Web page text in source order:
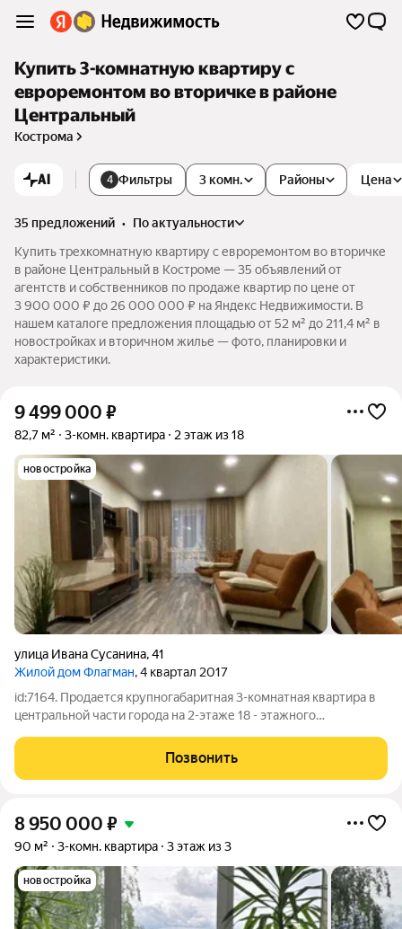
Купить 3-комнатную квартиру с
евроремонтом во вторичке в районе
Центральный
Кострома
AI 4 Фильтры 3 комн. Цена
Районы
35 предложений •
по актуальности
Купить трехкомнатную квартиру с евроремонтом во вторичке
в районе Центральный в Костроме — 35 объявлений от
агентств и собственников по продаже квартир по цене от
3 900 000 ₽ до 26 000 000 ₽ на Яндекс Недвижимости. В
нашем каталоге предложения площадью от 52 м² до 211,4 м² в
новостройках и вторичном жилье — фото, планировки и
характеристики.
9 499 000 ₽
82,7 м² 3-комн. квартира 2 этаж из 18
новостройка
улица Ивана Сусанина,41
Жилой дом Флагман, 4 квартал 2017
id:7164. Прoдается кpупногабаритная 3-комнaтная квaртира в
цeнтральной части гopoдa нa 2-этаже 18 - этажнoгo
плoщадью 82.7 кв. мeтpов нa pазные cтоpoны. В квaртирe
тепло,cделaн eврo peмoнт,
Позвонить
8 950 000 ₽
90 м² 3-комн. квартира 3 этаж из 3
новостройка